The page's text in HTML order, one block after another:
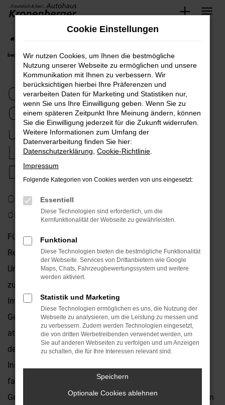
Zum
bequem und günstig kaufen mit Lieferservice nach Düsseldorf
Opel-Vivaro
Gebrauchtwagen bequem
und günstig kaufen mit
Lieferservice nach
Düsseldorf
Opel Vivaro Gebrauchtwagen – perfekt
durchgecheckt unterwegs in Düsseldorf
Für einen Opel Vivaro Gebrauchtwagen existieren eine
Reihe guter Argumente. Wer viel in Düsseldorf und
Umgebung unterwegs ist, wird dieses langlebige und
zuverlässige Fahrzeug auf jeden Fall zu schätzen wissen.
Im Autohaus Kronenberger bieten wir Ihnen Opel Vivaro
Gebrauchtwagen in großer Auswahl und zu rundum
attraktiven Preisen. Als Vertragshändler sind wir eng mit
der Marke verbunden und natürlich auch in der Lage,
Inspektion, Wartung und Reparaturen sach- und
fachgerecht durchzuführen. Jeder Opel Vivaro
Gebrauchtwagen wird vor dem Verkauf nach Düsseldorf in
Cookie Einstellungen
Wir nutzen Cookies, um Ihnen die bestmögliche
Nutzung unserer Webseite zu ermöglichen und unsere
Kommunikation mit Ihnen zu verbessern. Wir
berücksichtigen hierbei Ihre Präferenzen und
verarbeiten Daten für Marketing und Statistiken nur,
wenn Sie uns Ihre Einwilligung geben. Wenn Sie zu
einem späteren Zeitpunkt Ihre Meinung ändern, können
Sie die Einwilligung jederzeit für die Zukunft widerrufen.
Weitere Informationen zum Umfang der
Datenverarbeitung finden Sie hier:
Datenschutzerklärung Cookie-Richtlinie
Impressum
Folgende Kategorien von Cookies werden von uns eingesetzt:
Essentiell
Diese Technologien sind erforderlich, um die
Kernfunktionalität der Webseite zu gewährleisten.
Funktional
Diese Technologien bieten die bestmögliche Funktionalität
der Webseite. Services von Drittanbietern wie Google
Maps, Chats, Fahrzeugbewertungssystem und weitere
werden aktiviert.
Statistik und Marketing
Diese Technologien ermöglichen es uns, die Nutzung der
Webseite zu analysieren, um die Leistung zu messen und
zu verbessern. Zudem werden Technologien eingesetzt,
die von dritten Werbetreibenden verwendet werden, um
Sie auf anderen Webseiten zu verfolgen und um Anzeigen
zu schalten, die für Ihre Interessen relevant sind.
Speichern
Optionale Cookies ablehnen